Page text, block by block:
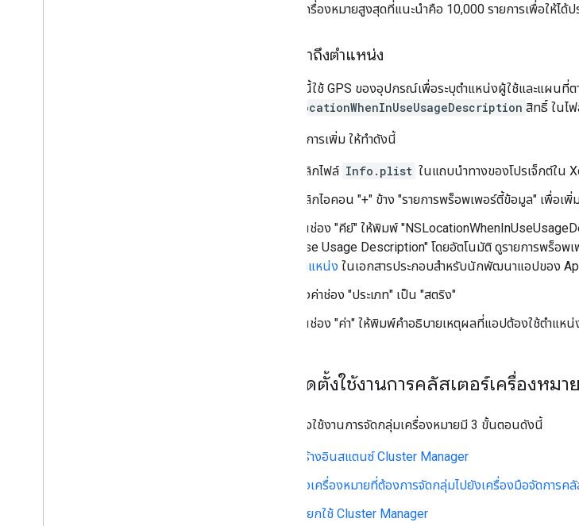
จำนวนเครื่องหมายสูงสุดที่แนะนำคือ 10,000 รายการเพื่อให้ได้
สิทธิ์เข้าถึงตำแหน่ง
ตัวอย่างนี้ใช้ GPS ของอุปกรณ์เพื่อระบุตำแหน่งผู้ใช้และแผน
NSLocationWhenInUseUsageDescription สิทธิ์ ในไ
หากต้องการเพิ่ม ให้ทำดังนี้
คลิกไฟล์ Info.plist ในแถบนำทางของโปรเจ็กต์ใน
คลิกไอคอน "+" ข้าง "รายการพร็อพเพอร์ตี้ข้อมูล" เพื่อเ
ในช่อง "คีย์" ให้พิมพ์
Use Usage Description" โดยอัตโนมัติ ดูรายการพร็อ
ตำแหน่ง ในเอกสารประกอบสำหรับนักพัฒนาแอปของ
ตั้งค่าช่อง "ประเภท" เป็น "สตริง"
ในช่อง "ค่า" ให้พิมพ์คำอธิบายเหตุผลที่แอปต้องใช้ตำแ
การติดตั้งใช้งานการคลัสเตอร์เครื่องหมาย
การติดตั้งใช้งานการจัดกลุ่มเครื่องหมายมี 3 ขั้นตอนดังนี้
สร้างอินสแตนซ์ Cluster Manager
ส่งเครื่องหมายที่ต้องการจัดกลุ่มไปยังเครื่องมือจัดการคลั
เรียกใช้ Cluster Manager